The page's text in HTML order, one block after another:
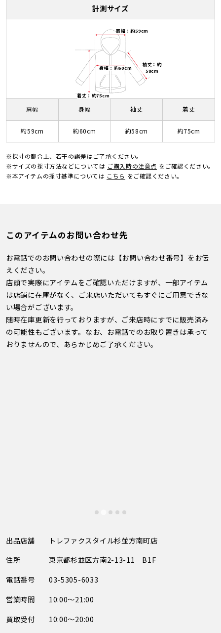
計測サイズ
肩幅：約59cm
身幅：約60cm
袖丈：約
58cm
着丈：約75cm
肩幅
約59cm
身幅
約60cm
袖丈
約58cm
着丈
約75cm
※採寸の都合上、若干の誤差はご了承ください。
※サイズの採寸方法などについては ご購入時の注意点 をご確認ください。
※本アイテムの採寸基準については こちら をご確認ください。
このアイテムのお問い合わせ先
お電話でのお問い合わせの際には【お問い合わせ番号】をお伝
えください。
店頭で実際にアイテムをご確認いただけますが、一部アイテム
は店舗に在庫がなく、ご来店いただいてもすぐにご用意できな
い場合がございます。
随時在庫更新を行っておりますが、ご来店時にすでに販売済み
の可能性もございます。なお、お電話でのお取り置きは承って
おりませんので、あらかじめご了承ください。
出品店舗
トレファクスタイル杉並方南町店
住所
東京都杉並区方南2-13-11 B1F
電話番号
03-5305-6033
営業時間
10:00～21:00
買取受付
10:00～20:00